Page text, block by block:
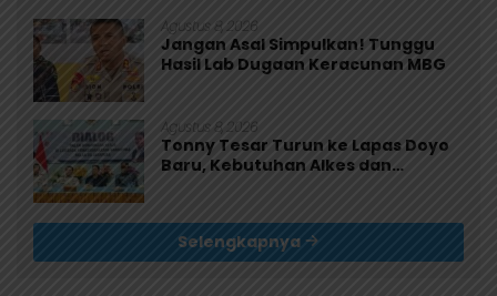
Agustus 8, 2026
Jangan Asal Simpulkan! Tunggu
Hasil Lab Dugaan Keracunan MBG
Agustus 8, 2026
Tonny Tesar Turun ke Lapas Doyo
Baru, Kebutuhan Alkes dan
Selengkapnya